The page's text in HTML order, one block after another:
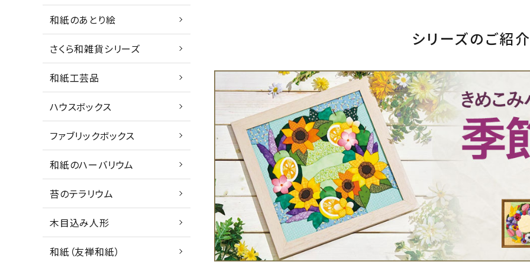
和紙のあとり絵
さくら和雑貨シリーズ
和紙工芸品
ハウスボックス
ファブリックボックス
和紙のハーバリウム
苔のテラリウム
木目込み人形
和紙（友禅和紙）
シリーズのご紹